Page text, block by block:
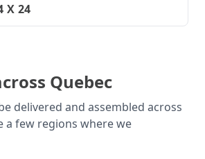
X 24
Quebec
delivered and assembled across
a few regions where we